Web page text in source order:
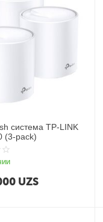
система TP-LINK
(3-pack)
UZS